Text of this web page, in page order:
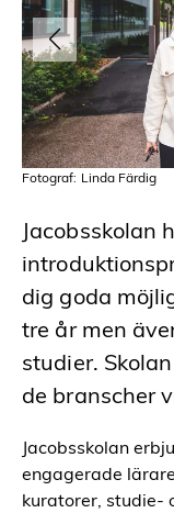
Fotograf: Linda Färdig
Jacobsskolan
dig goda
tre år men
studier.
de branscher
Jacobsskolan
engagerade
kuratorer, studie-